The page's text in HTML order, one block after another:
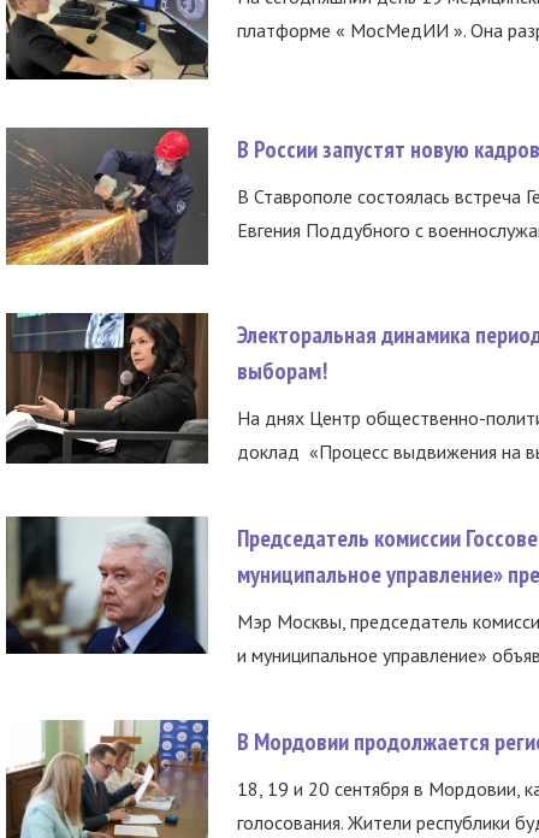
платформе « МосМедИИ ». Она
В России запустят новую
В Ставрополе состоялась встреча
Евгения Поддубного с
Электоральная динамика
выборам!
На днях Центр общественно-
доклад «Процесс выдвижения на
Председатель комиссии
муниципальное управление»
Мэр Москвы, председатель
и муниципальное управление»
В Мордовии продолжается
18, 19 и 20 сентября в Мордовии,
голосования. Жители республики